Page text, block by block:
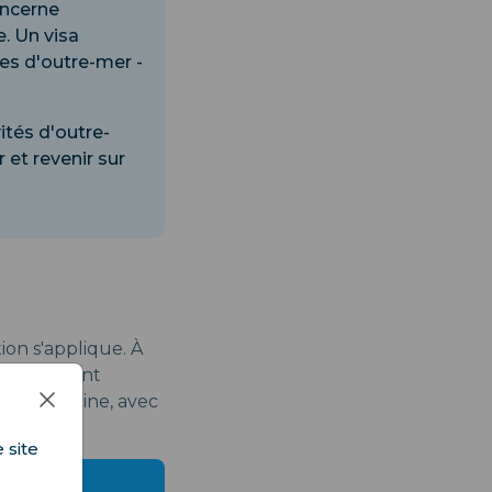
Un visa
d'outre-mer -
d'outre-
et revenir sur
s'applique. À
sont
avec
site